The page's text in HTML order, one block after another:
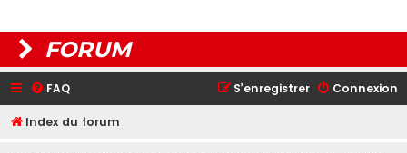
FORUM
FAQ Connexion
S’enregistrer
Index du forum